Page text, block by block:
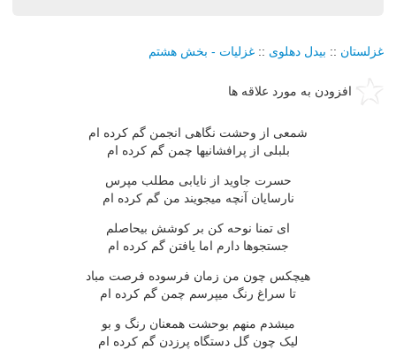
غزلستان :: بيدل دهلوی :: غزليات - بخش هشتم
افزودن به مورد علاقه ها
شمعى از وحشت نگاهى انجمن گم کرده ام
بلبلى از پرافشانيها چمن گم کرده ام
حسرت جاويد از نايابى مطلب مپرس
نارسايان آنچه ميجويند من گم کرده ام
اى تمنا نوحه کن بر کوشش بيحاصلم
جستجوها دارم اما يافتن گم کرده ام
هيچکس چون من زمان فرسوده فرصت مباد
تا سراغ رنگ ميپرسم چمن گم کرده ام
ميشدم منهم بوحشت همعنان رنگ و بو
ليک چون گل دستگاه پرزدن گم کرده ام